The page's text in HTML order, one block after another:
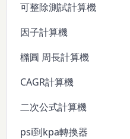
可整除測試計算機
因子計算機
橢圓 周長計算機
CAGR計算機
二次公式計算機
psi到kpa轉換器